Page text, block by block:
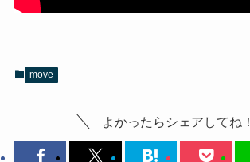
move
よかったらシェアしてね！